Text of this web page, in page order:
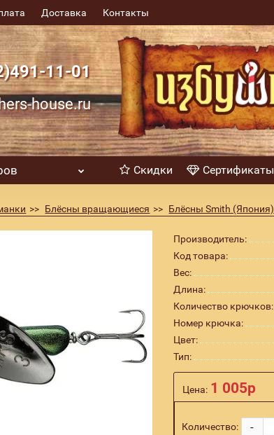
Доставка Контакты
11-01
house.ru
Скидки Сертификаты
Блёсны вращающиеся Блёсны Smith (Япония)
Производитель:
Код товара:
Вес:
Длина:
Количество крючков:
Номер крючка:
Цвет:
Тип:
Цена: 1 005р
Количество: -